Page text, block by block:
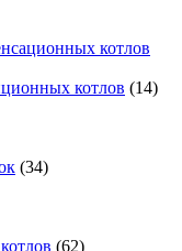
котлов
котлов (14)
(34)
(62)